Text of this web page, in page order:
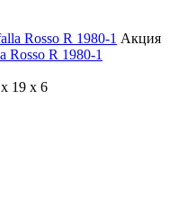
Акция
Rosso R 1980-1
x 19 x 6